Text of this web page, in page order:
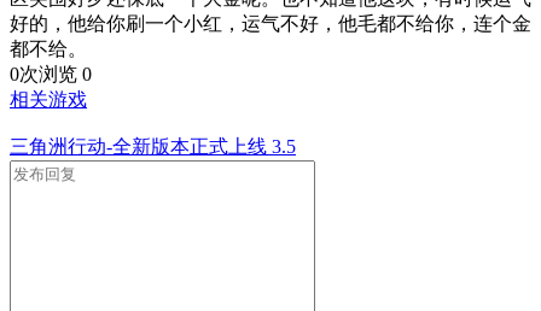
好的，他给你刷一个小红，运气不好，他毛都不给你，连个金
都不给。
0次浏览 0
相关游戏
三角洲行动-全新版本正式上线 3.5